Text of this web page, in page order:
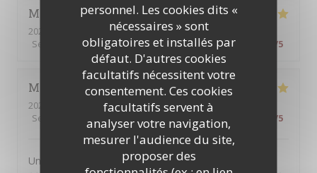
personnel. Les cookies dits «
nécessaires » sont
obligatoires et installés par
défaut. D'autres cookies
facultatifs nécessitent votre
consentement. Ces cookies
facultatifs servent à
analyser votre navigation,
mesurer l'audience du site,
proposer des
Michael C
2026-08-07
- 22:00 - Couverts 2
Service
/5 Ambiance: 5/5 Cuisine:5/5 Qualité / Prix /5
Michelle T
2026-08-05
- 19:45 - Couverts 2
Service
Ambiance Qualité / Prix /5
Un petit restaurant sympa pour dîner dans un cadre